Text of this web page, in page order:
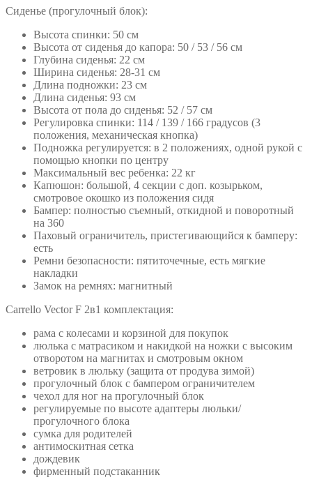
Сиденье (прогулочный блок):
Высота спинки: 50 см
Высота от сиденья до капора: 50 / 53 / 56 см
Глубина сиденья: 22 см
Ширина сиденья: 28-31 см
Длина подножки: 23 см
Длина сиденья: 93 см
Высота от пола до сиденья: 52 / 57 см
Регулировка спинки: 114 / 139 / 166 градусов (3
положения, механическая кнопка)
Подножка регулируется: в 2 положениях, одной рукой с
помощью кнопки по центру
Максимальный вес ребенка: 22 кг
Капюшон: большой, 4 секции с доп. козырьком,
смотровое окошко из положения сидя
Бампер: полностью съемный, откидной и поворотный
на 360
Паховый ограничитель, пристегивающийся к бамперу:
есть
Ремни безопасности: пятиточечные, есть мягкие
накладки
Замок на ремнях: магнитный
Carrello Vector F 2в1 комплектация:
рама с колесами и корзиной для покупок
люлька с матрасиком и накидкой на ножки с высоким
отворотом на магнитах и смотровым окном
ветровик в люльку (защита от продува зимой)
прогулочный блок с бампером ограничителем
чехол для ног на прогулочный блок
регулируемые по высоте адаптеры люльки/
прогулочного блока
сумка для родителей
антимоскитная сетка
дождевик
фирменный подстаканник